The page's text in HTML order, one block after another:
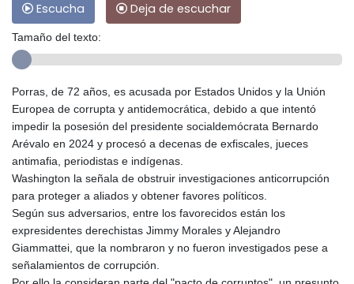
Escucha Deja de escuchar
Tamaño del texto:
Porras, de 72 años, es acusada por Estados Unidos y la Unión
Europea de corrupta y antidemocrática, debido a que intentó
impedir la posesión del presidente socialdemócrata Bernardo
Arévalo en 2024 y procesó a decenas de exfiscales, jueces
antimafia, periodistas e indígenas.
Washington la señala de obstruir investigaciones anticorrupción
para proteger a aliados y obtener favores políticos.
Según sus adversarios, entre los favorecidos están los
expresidentes derechistas Jimmy Morales y Alejandro
Giammattei, que la nombraron y no fueron investigados pese a
señalamientos de corrupción.